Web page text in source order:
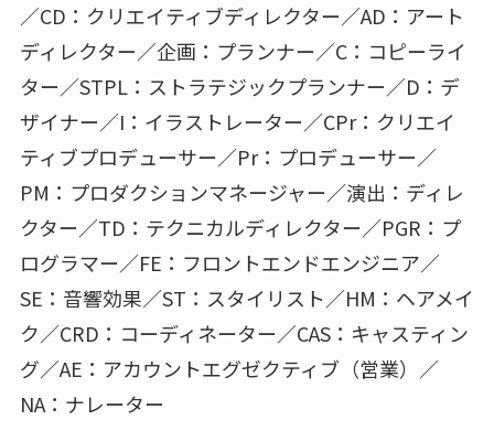
／CD：クリエイティブディレクター／AD：アート
ディレクター／企画：プランナー／C：コピーライ
ター／STPL：ストラテジックプランナー／D：デ
ザイナー／I：イラストレーター／CPr：クリエイ
ティブプロデューサー／Pr：プロデューサー／
PM：プロダクションマネージャー／演出：ディレ
クター／TD：テクニカルディレクター／PGR：プ
ログラマー／FE：フロントエンドエンジニア／
SE：音響効果／ST：スタイリスト／HM：ヘアメイ
ク／CRD：コーディネーター／CAS：キャスティン
グ／AE：アカウントエグゼクティブ（営業）／
NA：ナレーター